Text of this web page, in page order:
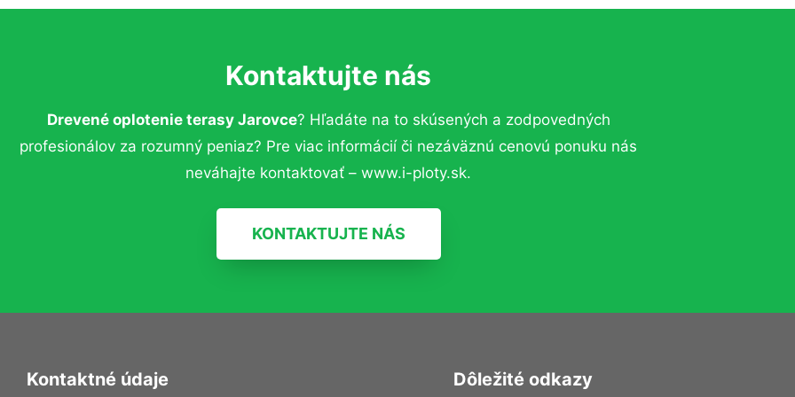
Kontaktujte nás
Drevené oplotenie terasy Jarovce? Hľadáte na to skúsených a zodpovedných
profesionálov za rozumný peniaz? Pre viac informácií či nezáväznú cenovú ponuku nás
neváhajte kontaktovať – www.i-ploty.sk.
KONTAKTUJTE NÁS
Kontaktné údaje Dôležité odkazy